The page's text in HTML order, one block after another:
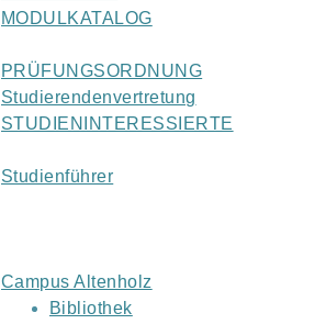
MODULKATALOG
PRÜFUNGSORDNUNG
Studierendenvertretung
STUDIENINTERESSIERTE
Studienführer
Campus Altenholz
Bibliothek